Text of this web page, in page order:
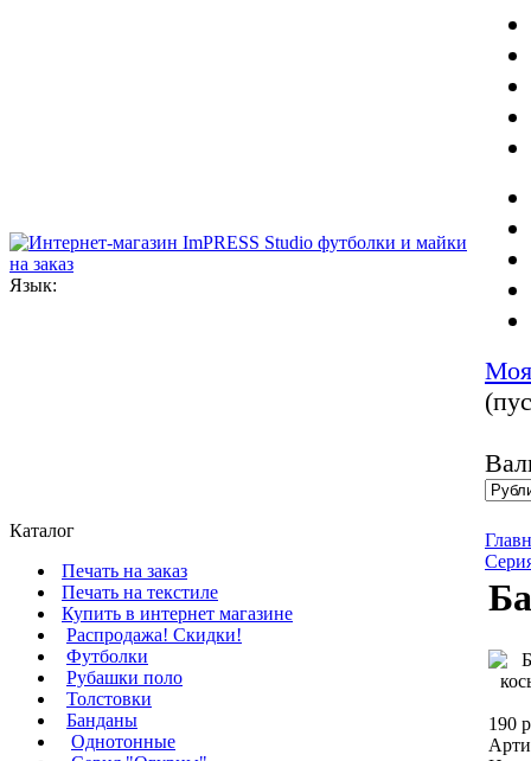
Язык:
Каталог
Печать на заказ
Печать на текстиле
Купить в интернет магазине
Распродажа! Скидки!
Футболки
Рубашки поло
Толстовки
Банданы
Однотонные
190